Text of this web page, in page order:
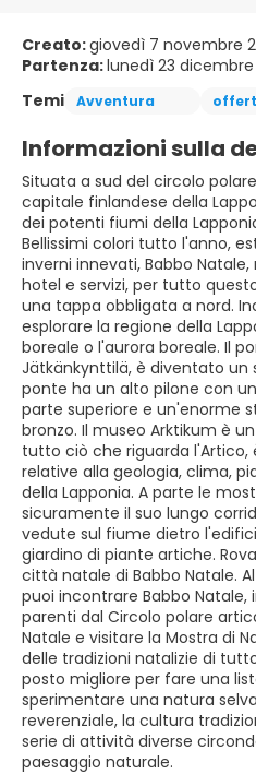
Creato:giovedì 7 novembre
Partenza:lunedì 23
Temi
Avventura
Informazioni sulla
Situata a sud del circolo
capitale finlandese della
dei potenti fiumi della
Bellissimi colori tutto l'anno,
inverni innevati, Babbo
hotel e servizi, per tutto
una tappa obbligata a nord.
esplorare la regione della
boreale o l'aurora boreale. Il
Jätkänkynttilä, è diventato un
ponte ha un alto pilone con
parte superiore e un'enorme
bronzo. Il museo Arktikum è
tutto ciò che riguarda
relative alla geologia, clima,
della Lapponia. A parte le
sicuramente il suo lungo
vedute sul fiume dietro
giardino di piante artiche.
città natale di Babbo Natale.
puoi incontrare Babbo Natale,
parenti dal Circolo polare
Natale e visitare la Mostra di
delle tradizioni natalizie di
posto migliore per fare una
sperimentare una natura
reverenziale, la cultura
serie di attività diverse
paesaggio naturale.